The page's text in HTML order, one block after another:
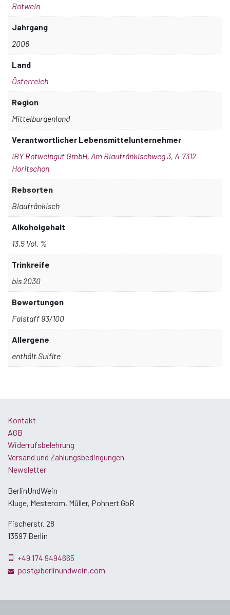
Rotwein
Jahrgang
2006
Land
Österreich
Region
Mittelburgenland
Verantwortlicher Lebensmittelunternehmer
IBY Rotweingut GmbH, Am Blaufränkischweg 3, A-7312
Horitschon
Rebsorten
Blaufränkisch
Alkoholgehalt
13,5 Vol. %
Trinkreife
bis 2030
Bewertungen
Falstaff 93/100
Allergene
enthält Sulfite
Kontakt
AGB
Widerrufsbelehrung
Versand und Zahlungsbedingungen
Newsletter
BerlinUndWein
Kluge, Mesterom, Müller, Pohnert GbR
Fischerstr. 28
13597 Berlin
+49 174 9494665
post@berlinundwein.com